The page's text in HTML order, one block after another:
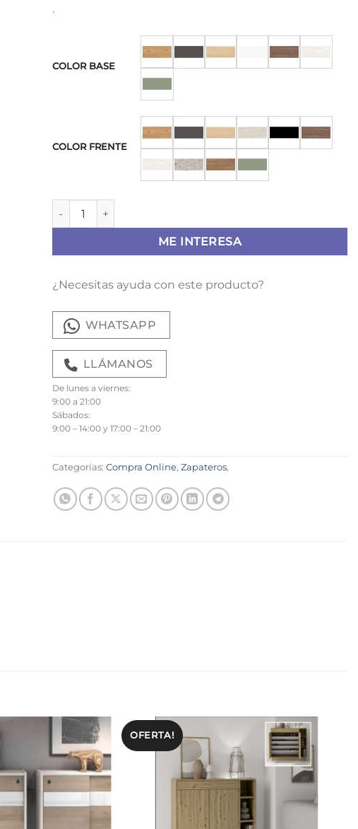
.
COLOR BASE
COLOR FRENTE
Zapatero H-305 cantidad
ME INTERESA
¿Necesitas ayuda con este producto?
WHATSAPP
LLÁMANOS
De lunes a viernes:
9:00 a 21:00
Sábados:
9:00 – 14:00 y 17:00 – 21:00
Categorías: Compra Online, Zapateros,
OFERTA!